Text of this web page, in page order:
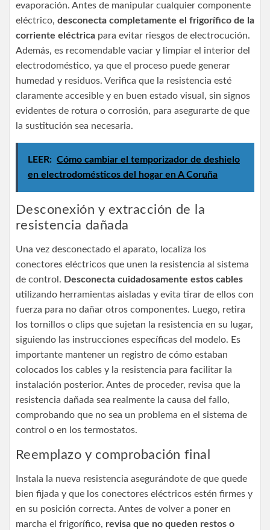
evaporación. Antes de manipular cualquier componente
eléctrico, desconecta completamente el frigorífico de la
corriente eléctrica para evitar riesgos de electrocución.
Además, es recomendable vaciar y limpiar el interior del
electrodoméstico, ya que el proceso puede generar
humedad y residuos. Verifica que la resistencia esté
claramente accesible y en buen estado visual, sin signos
evidentes de rotura o corrosión, para asegurarte de que
la sustitución sea necesaria.
LEER: Cómo cambiar el temporizador de deshielo
en electrodomésticos del hogar en A Coruña
Desconexión y extracción de la
resistencia dañada
Una vez desconectado el aparato, localiza los
conectores eléctricos que unen la resistencia al sistema
de control. Desconecta cuidadosamente estos cables
utilizando herramientas aisladas y evita tirar de ellos con
fuerza para no dañar otros componentes. Luego, retira
los tornillos o clips que sujetan la resistencia en su lugar,
siguiendo las instrucciones específicas del modelo. Es
importante mantener un registro de cómo estaban
colocados los cables y la resistencia para facilitar la
instalación posterior. Antes de proceder, revisa que la
resistencia dañada sea realmente la causa del fallo,
comprobando que no sea un problema en el sistema de
control o en los termostatos.
Reemplazo y comprobación final
Instala la nueva resistencia asegurándote de que quede
bien fijada y que los conectores eléctricos estén firmes y
en su posición correcta. Antes de volver a poner en
marcha el frigorífico, revisa que no queden restos o